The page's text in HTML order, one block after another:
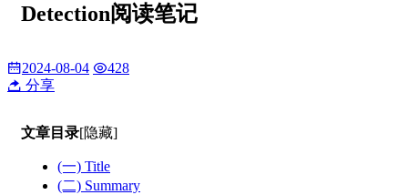
Detection阅读笔记
2024-08-04
428
分享
文章目录[隐藏]
(一) Title
(二) Summary